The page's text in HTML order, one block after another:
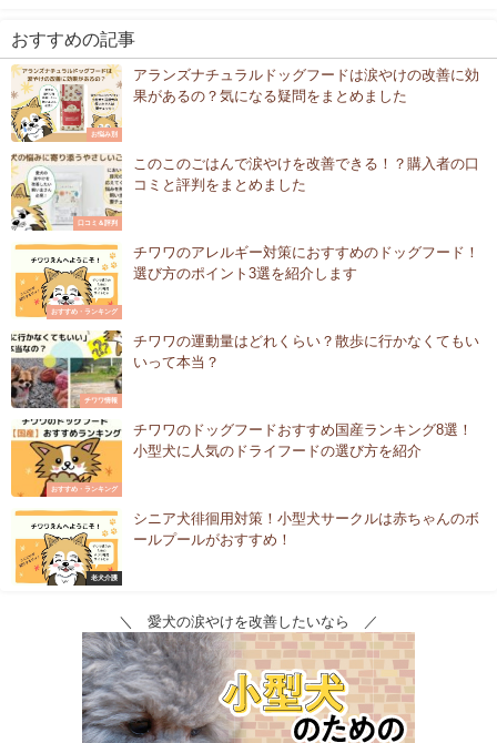
おすすめの記事
お悩み別
アランズナチュラルドッグフードは涙やけの改善に効
果があるの？気になる疑問をまとめました
口コミ＆評判
このこのごはんで涙やけを改善できる！？購入者の口
コミと評判をまとめました
おすすめ・ランキング
チワワのアレルギー対策におすすめのドッグフード！
選び方のポイント3選を紹介します
チワワ情報
チワワの運動量はどれくらい？散歩に行かなくてもい
いって本当？
おすすめ・ランキング
チワワのドッグフードおすすめ国産ランキング8選！
小型犬に人気のドライフードの選び方を紹介
老犬介護
シニア犬徘徊用対策！小型犬サークルは赤ちゃんのボ
ールプールがおすすめ！
＼ 愛犬の涙やけを改善したいなら ／